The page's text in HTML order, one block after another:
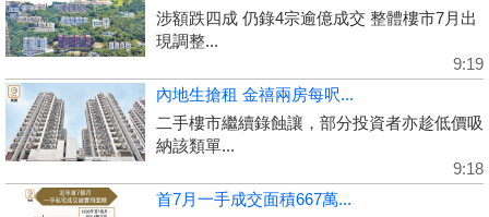
涉額跌四成 仍錄4宗逾億成交 整體樓市7月出
現調整...
9:19
內地生搶租 金禧兩房每呎...
二手樓市繼續錄蝕讓，部分投資者亦趁低價吸
納該類單...
9:18
首7月一手成交面積667萬...